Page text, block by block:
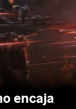
encaja